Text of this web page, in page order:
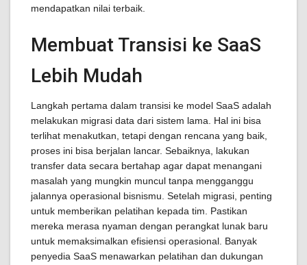
mendapatkan nilai terbaik.
Membuat Transisi ke SaaS
Lebih Mudah
Langkah pertama dalam transisi ke model SaaS adalah
melakukan migrasi data dari sistem lama. Hal ini bisa
terlihat menakutkan, tetapi dengan rencana yang baik,
proses ini bisa berjalan lancar. Sebaiknya, lakukan
transfer data secara bertahap agar dapat menangani
masalah yang mungkin muncul tanpa mengganggu
jalannya operasional bisnismu. Setelah migrasi, penting
untuk memberikan pelatihan kepada tim. Pastikan
mereka merasa nyaman dengan perangkat lunak baru
untuk memaksimalkan efisiensi operasional. Banyak
penyedia SaaS menawarkan pelatihan dan dukungan